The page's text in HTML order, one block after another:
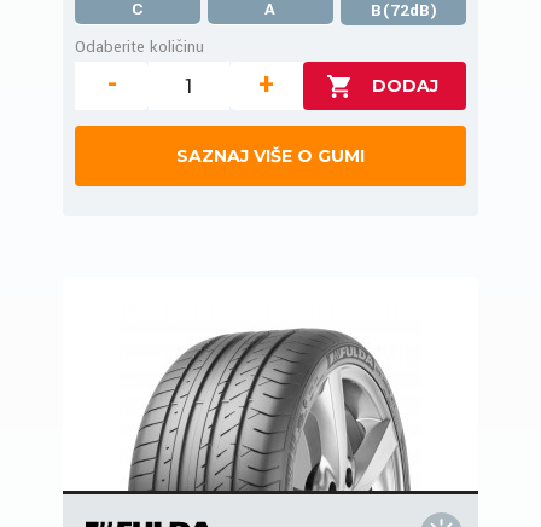
C A
B(72dB)
Odaberite količinu
- +
SAZNAJ VIŠE O GUMI